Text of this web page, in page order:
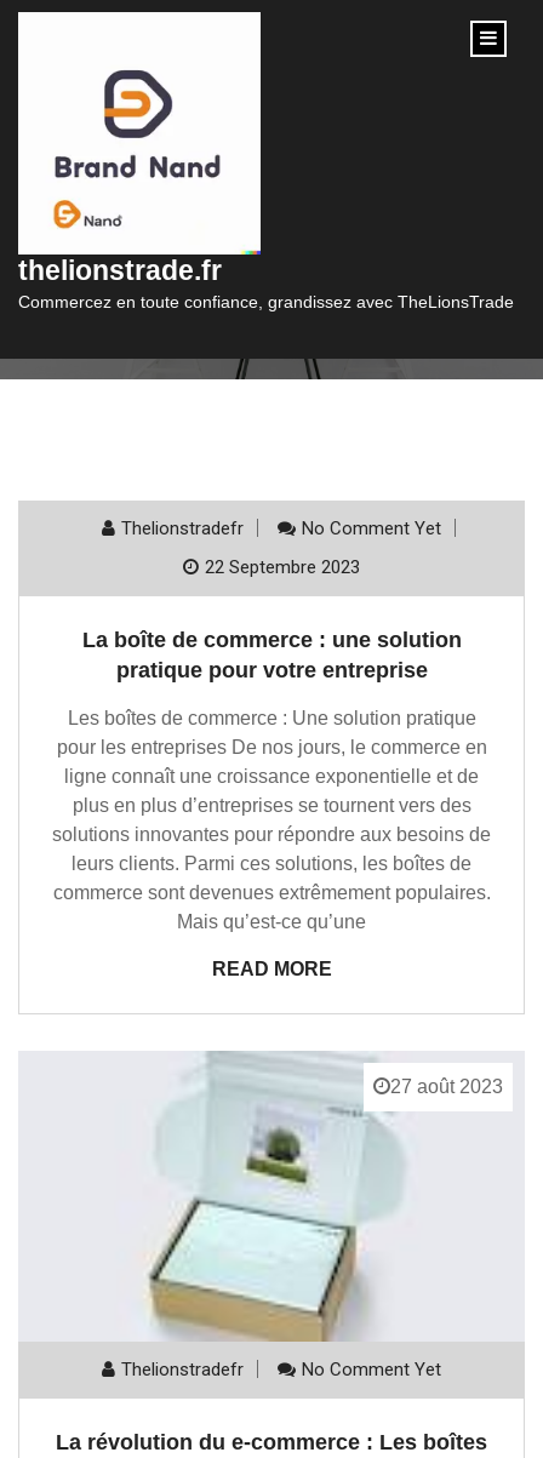
content
thelionstrade.fr
Commercez en toute confiance, grandissez avec TheLionsTrade
Catégorie :
Thelionstradefr
No Comment Yet
22 Septembre 2023
La boîte de commerce : une solution
pratique pour votre entreprise
Les boîtes de commerce : Une solution pratique
pour les entreprises De nos jours, le commerce en
ligne connaît une croissance exponentielle et de
plus en plus d’entreprises se tournent vers des
solutions innovantes pour répondre aux besoins de
leurs clients. Parmi ces solutions, les boîtes de
commerce sont devenues extrêmement populaires.
Mais qu’est-ce qu’une
READ MORE
27 août 2023
Thelionstradefr No Comment Yet
La révolution du e-commerce : Les boîtes